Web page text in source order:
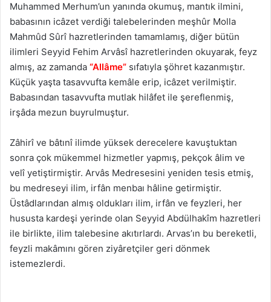
Muhammed Merhum’un yanında okumuş, mantık ilmini,
babasının icâzet verdiği talebelerinden meşhûr Molla
Mahmûd Sûrî hazretlerinden tamamlamış, diğer bütün
ilimleri Seyyid Fehim Arvâsî hazretlerinden okuyarak, feyz
almış, az zamanda “Allâme” sıfatıyla şöhret kazanmıştır.
Küçük yaşta tasavvufta kemâle erip, icâzet verilmiştir.
Babasından tasavvufta mutlak hilâfet ile şereflenmiş,
irşâda mezun buyrulmuştur.
Zâhirî ve bâtınî ilimde yüksek derecelere kavuştuktan
sonra çok mükemmel hizmetler yapmış, pekçok âlim ve
velî yetiştirmiştir. Arvâs Medresesini yeniden tesis etmiş,
bu medreseyi ilim, irfân menbaı hâline getirmiştir.
Üstâdlarından almış oldukları ilim, irfân ve feyzleri, her
hususta kardeşi yerinde olan Seyyid Abdülhakîm hazretleri
ile birlikte, ilim talebesine akıtırlardı. Arvas’ın bu bereketli,
feyzli makâmını gören ziyâretçiler geri dönmek
istemezlerdi.